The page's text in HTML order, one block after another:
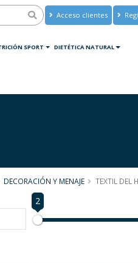
Acceso clientes
SPORT DIETÉTICA NATURAL
DECORACIÓN Y MENAJE TEXTIL DEL
2